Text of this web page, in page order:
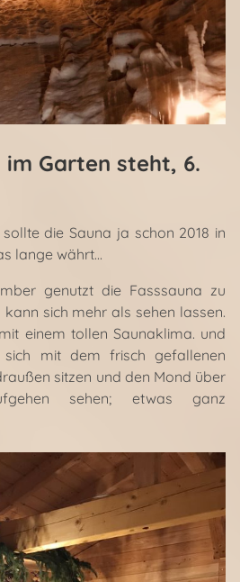
im Garten steht, 6.
die Sauna ja schon 2018 in
lange währt...
genutzt die Fasssauna zu
sich mehr als sehen lassen.
einem tollen Saunaklima. und
sich mit dem frisch gefallenen
sitzen und den Mond über
sehen; etwas ganz